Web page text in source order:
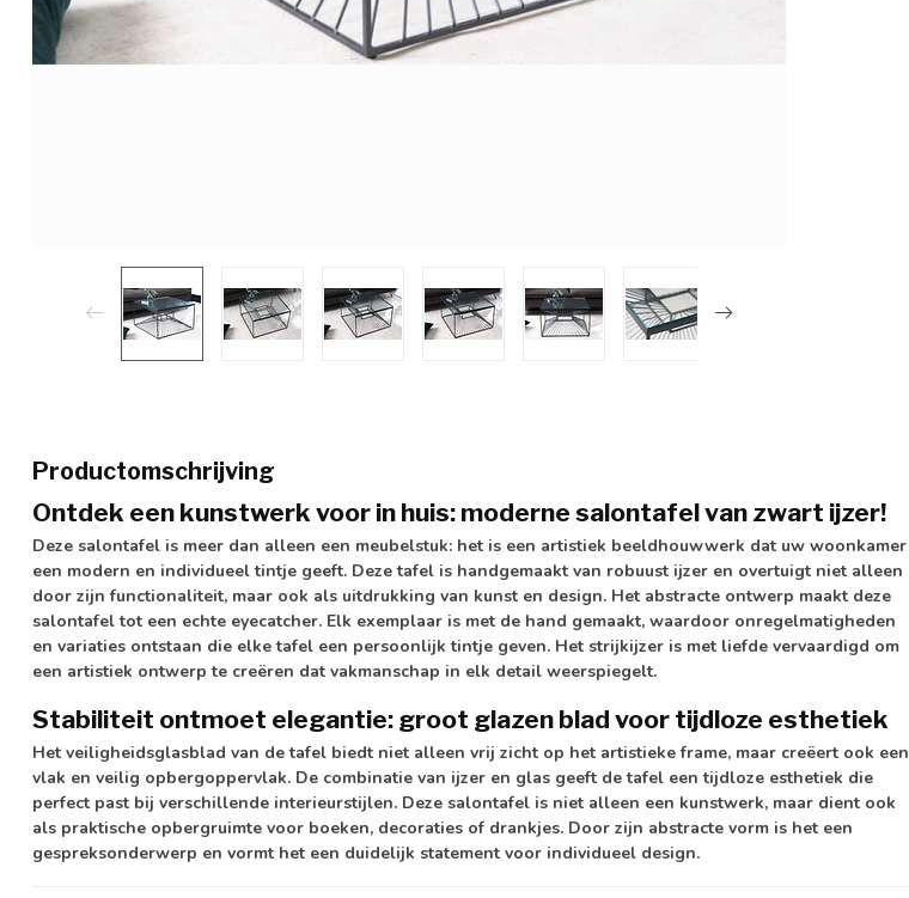
Productomschrijving
Ontdek een kunstwerk voor in huis: moderne salontafel van zwart ijzer!
Deze salontafel is meer dan alleen een meubelstuk: het is een artistiek beeldhouwwerk dat uw woonkamer
een modern en individueel tintje geeft. Deze tafel is handgemaakt van robuust ijzer en overtuigt niet alleen
door zijn functionaliteit, maar ook als uitdrukking van kunst en design. Het abstracte ontwerp maakt deze
salontafel tot een echte eyecatcher. Elk exemplaar is met de hand gemaakt, waardoor onregelmatigheden
en variaties ontstaan die elke tafel een persoonlijk tintje geven. Het strijkijzer is met liefde vervaardigd om
een artistiek ontwerp te creëren dat vakmanschap in elk detail weerspiegelt.
Stabiliteit ontmoet elegantie: groot glazen blad voor tijdloze esthetiek
Het veiligheidsglasblad van de tafel biedt niet alleen vrij zicht op het artistieke frame, maar creëert ook een
vlak en veilig opbergoppervlak. De combinatie van ijzer en glas geeft de tafel een tijdloze esthetiek die
perfect past bij verschillende interieurstijlen. Deze salontafel is niet alleen een kunstwerk, maar dient ook
als praktische opbergruimte voor boeken, decoraties of drankjes. Door zijn abstracte vorm is het een
gespreksonderwerp en vormt het een duidelijk statement voor individueel design.